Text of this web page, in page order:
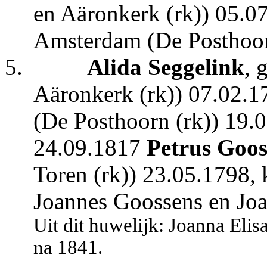
en Aäronkerk (rk))
Amsterdam (De
5.
Alida Seggelink,
Aäronkerk (rk))
(De Posthoorn (rk))
24.09.1817 Petrus
Toren (rk)) 23.05.1798,
Joannes Goossens en
Uit dit huwelijk: Joanna
na 1841.